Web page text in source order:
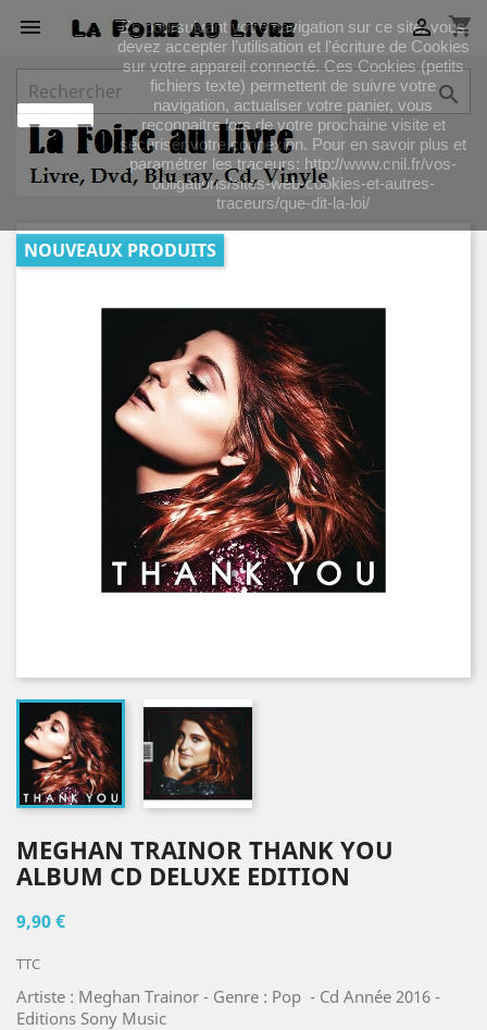
J'accepte
En poursuivant votre navigation sur ce site, vous
devez accepter l’utilisation et l'écriture de Cookies
sur votre appareil connecté. Ces Cookies (petits
fichiers texte) permettent de suivre votre
navigation, actualiser votre panier, vous
reconnaitre lors de votre prochaine visite et
sécuriser votre connexion. Pour en savoir plus et
paramétrer les traceurs: http://www.cnil.fr/vos-
obligations/sites-web-cookies-et-autres-
traceurs/que-dit-la-loi/
 shopping_cart


NOUVEAUX PRODUITS
MEGHAN TRAINOR THANK YOU
ALBUM CD DELUXE EDITION
9,90 €
TTC
Artiste : Meghan Trainor - Genre : Pop - Cd Année 2016 -
Editions Sony Music